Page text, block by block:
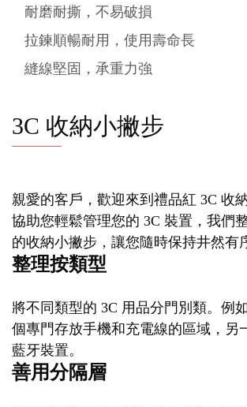
耐磨耐撕，不易破損
拉鍊順暢耐用，使用壽命長
縫線堅固，承重力強
3C 收納小撇步
親愛的客戶，歡迎來到禮品紅 3C 收
協助您輕鬆管理您的 3C 裝置，我們
的收納小撇步，讓您隨時保持井然有
整理按類型
將不同類型的 3C 用品分門別類。例
個專門存放手機和充電線的區域，另
藍牙裝置。
善用分隔層